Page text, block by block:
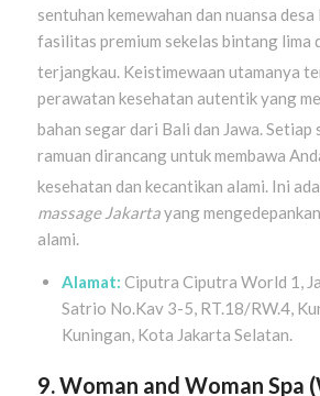
sentuhan kemewahan dan nuansa
fasilitas premium sekelas bintang lima
terjangkau. Keistimewaan utamanya
perawatan kesehatan autentik yang
bahan segar dari Bali dan Jawa. Setiap
ramuan dirancang untuk membawa
kesehatan dan kecantikan alami. Ini
massage Jakartayang
alami.
Alamat: Ciputra Ciputra World 1,
Satrio No.Kav 3-5, RT.18/RW.4,
Kuningan, Kota Jakarta Selatan.
9. Woman and Woman Spa